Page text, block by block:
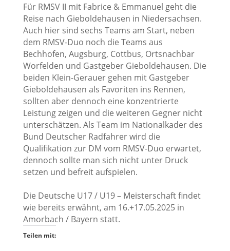
Für RMSV II mit Fabrice & Emmanuel geht die
Reise nach Gieboldehausen in Niedersachsen.
Auch hier sind sechs Teams am Start, neben
dem RMSV-Duo noch die Teams aus
Bechhofen, Augsburg, Cottbus, Ortsnachbar
Worfelden und Gastgeber Gieboldehausen. Die
beiden Klein-Gerauer gehen mit Gastgeber
Gieboldehausen als Favoriten ins Rennen,
sollten aber dennoch eine konzentrierte
Leistung zeigen und die weiteren Gegner nicht
unterschätzen. Als Team im Nationalkader des
Bund Deutscher Radfahrer wird die
Qualifikation zur DM vom RMSV-Duo erwartet,
dennoch sollte man sich nicht unter Druck
setzen und befreit aufspielen.
Die Deutsche U17 / U19 – Meisterschaft findet
wie bereits erwähnt, am 16.+17.05.2025 in
Amorbach / Bayern statt.
Teilen mit: